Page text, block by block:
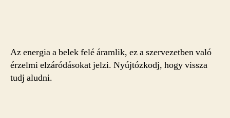
Az energia a belek felé áramlik, ez a szervezetben való
érzelmi elzáródásokat jelzi. Nyújtózkodj, hogy vissza
tudj aludni.